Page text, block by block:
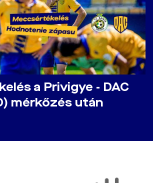
a Privigye - DAC
mérkőzés után